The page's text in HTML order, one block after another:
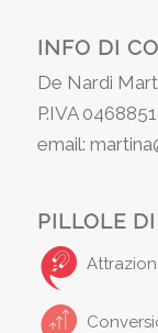
INFO DI
De Nardi
P.IVA
email:
PILLOLE